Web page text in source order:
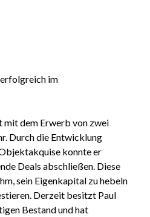
im
mit dem Erwerb von zwei
Durch die Entwicklung
konnte er
Deals abschließen. Diese
sein Eigenkapital zu hebeln
Derzeit besitzt Paul
Bestand und hat